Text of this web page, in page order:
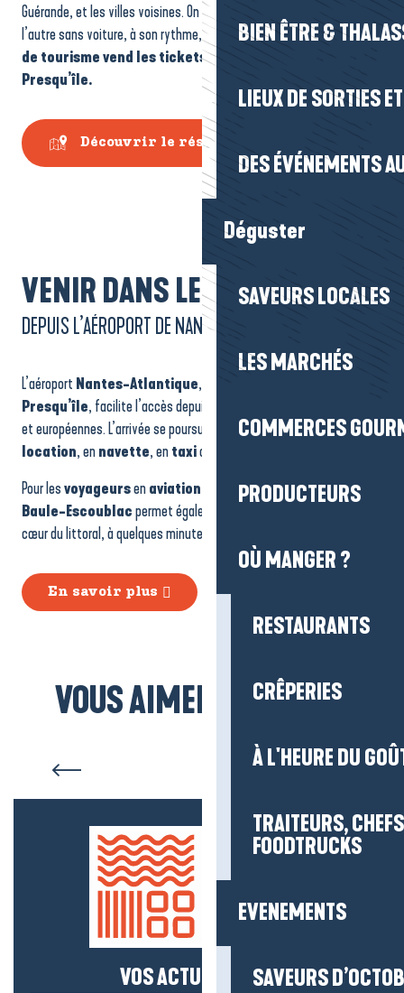
BIEN ÊTRE &
LIEUX DE SORTIES
DES ÉVÉNEMENTS
Déguster
SAVEURS LOCALES
LES MARCHÉS
COMMERCES
PRODUCTEURS
OÙ MANGER ?
RESTAURANTS
CRÊPERIES
À L'HEURE DU
TRAITEURS,
FOODTRUCKS
EVENEMENTS
SAVEURS
Guérande, et les villes voisines. On circule ainsi d’une commune à
l’autre sans voiture, à son rythme, tout au long du séjour. L’Office
de tourisme vend les tickets du réseau de bus Lila
Presqu’île.
Découvrir le réseau Lila Presqu'île
VENIR DANS LE TERRITOIRE
DEPUIS L’AÉROPORT DE NANTES
L’aéroport Nantes-Atlantique, à environ
Presqu’île, facilite l’accès depuis de nombreuses villes françaises
et européennes. L’arrivée se poursuit facilement en voiture de
location, ennavette, entaxiou en
Pour lesvoyageursenaviation légère,l’aérodromedeLa
Baule-Escoublacpermet également d’arriver directement au
cœur du littoral, à quelques minutes seulement de la baie.
En savoir plus
VOUS AIMEREZ AUSSI...
VOS ACTUS SALÉES !